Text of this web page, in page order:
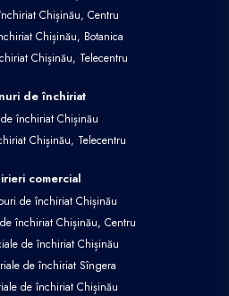
Chișinău, Centru
Chișinău, Botanica
Chișinău, Telecentru
de închiriat
închiriat Chișinău
Chișinău, Telecentru
comercial
de închiriat Chișinău
închiriat Chișinău, Centru
de închiriat Chișinău
de închiriat Sîngera
de închiriat Chișinău